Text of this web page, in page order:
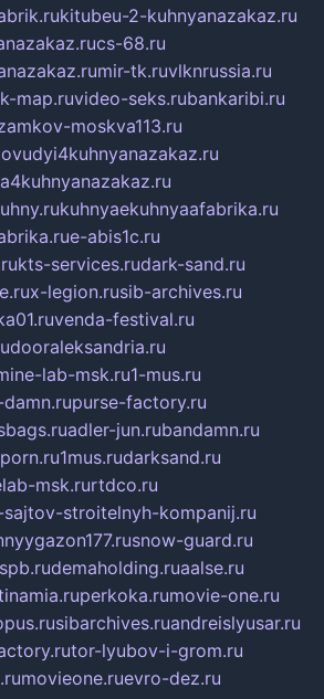
kitubeu-2-kuhnyanazakaz.ru
cs-68.ru
mir-tk.ruvlknrussia.ru
map.ruvideo-seks.rubankaribi.ru
moskva113.ru
kuhnyaekuhnyaafabrika.ru
e-abis1c.ru
kts-services.rudark-sand.ru
x-legion.rusib-archives.ru
venda-festival.ru
dooraleksandria.ru
lab-msk.ru1-mus.ru
purse-factory.ru
adler-jun.rubandamn.ru
1mus.rudarksand.ru
msk.rurtdco.ru
stroitelnyh-kompanij.ru
snow-guard.ru
demaholding.ruaalse.ru
perkoka.rumovie-one.ru
sibarchives.ruandreislyusar.ru
tor-lyubov-i-grom.ru
movieone.ruevro-dez.ru